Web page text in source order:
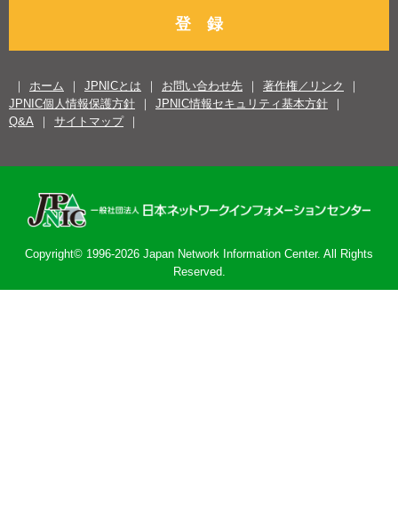
登 録
ホーム JPNICとは お問い合わせ先
著作権／リンク
JPNIC個人情報保護方針
JPNIC情報セキュリティ基本方針
Q&A
サイトマップ
Copyright© 1996-2026 Japan Network Information Center. All Rights
Reserved.